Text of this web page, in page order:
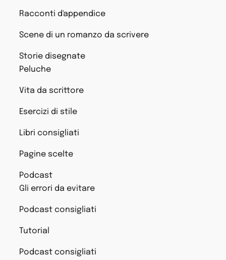
Racconti d'appendice
Scene di un romanzo da scrivere
Storie disegnate
Peluche
Vita da scrittore
Esercizi di stile
Libri consigliati
Pagine scelte
Podcast
Gli errori da evitare
Podcast consigliati
Tutorial
Podcast consigliati